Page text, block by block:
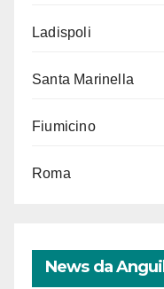
Ladispoli
Santa Marinella
Fiumicino
Roma
News da